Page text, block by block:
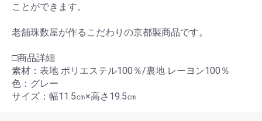
ことができます。
老舗珠数屋が作るこだわりの京都製商品です。
□商品詳細
素材：表地 ポリエステル100％/裏地 レーヨン100％
色：グレー
サイズ：幅11.5㎝×高さ19.5㎝